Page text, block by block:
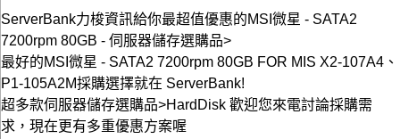
ServerBank力梭資訊給你最超值優惠的MSI微星 - SATA2
7200rpm 80GB - 伺服器儲存選購品>
最好的MSI微星 - SATA2 7200rpm 80GB FOR MIS X2-107A4、
P1-105A2M採購選擇就在 ServerBank!
超多款伺服器儲存選購品>HardDisk 歡迎您來電討論採購需
求，現在更有多重優惠方案喔